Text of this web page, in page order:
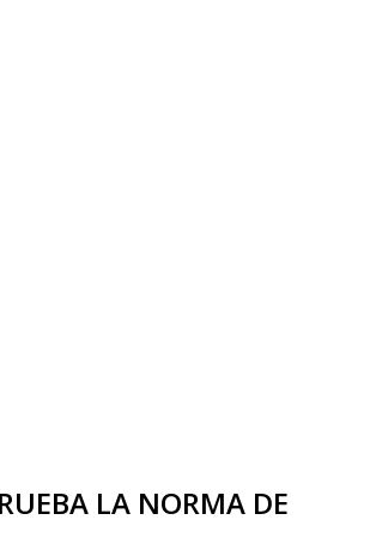
LA NORMA DE